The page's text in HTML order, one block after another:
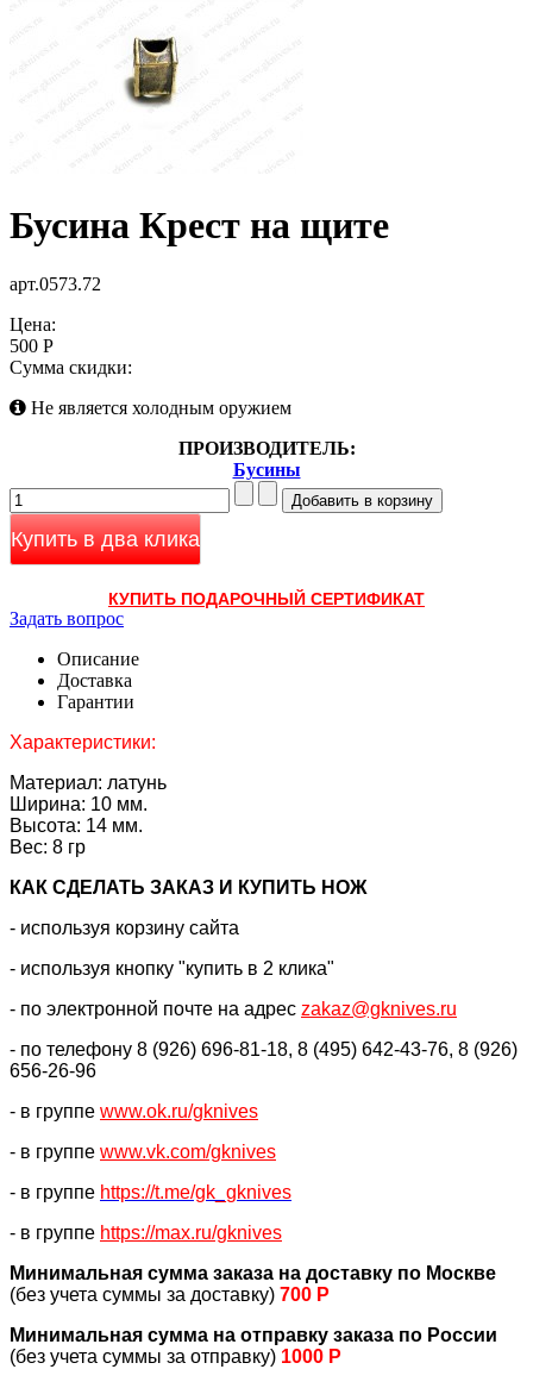
Бусина Крест на щите
арт.0573.72
Цена:
500 Р
Сумма скидки:
Не является холодным оружием
ПРОИЗВОДИТЕЛЬ:
Бусины
Купить в два клика
КУПИТЬ ПОДАРОЧНЫЙ СЕРТИФИКАТ
Задать вопрос
Описание
Доставка
Гарантии
Характеристики:
Материал: латунь
Ширина: 10 мм.
Высота: 14 мм.
Вес: 8 гр
КАК CДЕЛАТЬ ЗАКАЗ И КУПИТЬ НОЖ
- используя корзину сайта
- используя кнопку "купить в 2 клика"
- по электронной почте на адрес zakaz@gknives.ru
- по телефону 8 (926) 696-81-18, 8 (495) 642-43-76, 8 (926)
656-26-96
- в группе www.ok.ru/gknives
- в группе www.vk.com/gknives
- в группе https://t.me/gk_gknives
- в группе https://max.ru/gknives
Минимальная сумма заказа на доставку по Москве
(без учета суммы за доставку) 700 Р
Минимальная сумма на отправку заказа по России
(без учета суммы за отправку) 1000 Р